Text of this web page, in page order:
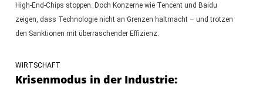
High-End-Chips stoppen. Doch Konzerne wie Tencent und Baidu
zeigen, dass Technologie nicht an Grenzen haltmacht – und trotzen
den Sanktionen mit überraschender Effizienz.
WIRTSCHAFT
Krisenmodus in der Industrie: